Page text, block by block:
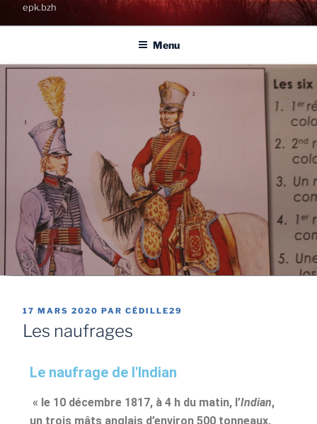
epk.bzh
Menu
17 MARS 2020 PAR CÉDILLE29
Les naufrages
Le naufrage de l'Indian
« le 10 décembre 1817, à 4 h du matin, l’Indian,
un trois mâts anglais d’environ 500 tonneaux,